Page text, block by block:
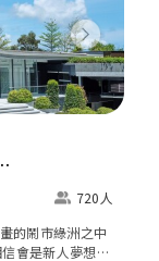
Next
720人
的鬧市綠洲之中
會是新人夢想中